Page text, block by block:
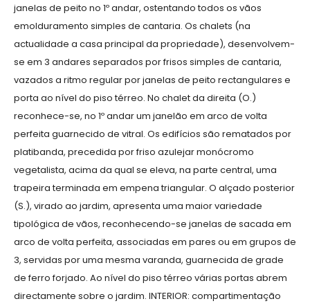
janelas de peito no 1º andar, ostentando todos os vãos
emolduramento simples de cantaria. Os chalets (na
actualidade a casa principal da propriedade), desenvolvem-
se em 3 andares separados por frisos simples de cantaria,
vazados a ritmo regular por janelas de peito rectangulares e
porta ao nível do piso térreo. No chalet da direita (O.)
reconhece-se, no 1º andar um janelão em arco de volta
perfeita guarnecido de vitral. Os edifícios são rematados por
platibanda, precedida por friso azulejar monócromo
vegetalista, acima da qual se eleva, na parte central, uma
trapeira terminada em empena triangular. O alçado posterior
(S.), virado ao jardim, apresenta uma maior variedade
tipológica de vãos, reconhecendo-se janelas de sacada em
arco de volta perfeita, associadas em pares ou em grupos de
3, servidas por uma mesma varanda, guarnecida de grade
de ferro forjado. Ao nível do piso térreo várias portas abrem
directamente sobre o jardim. INTERIOR: compartimentação